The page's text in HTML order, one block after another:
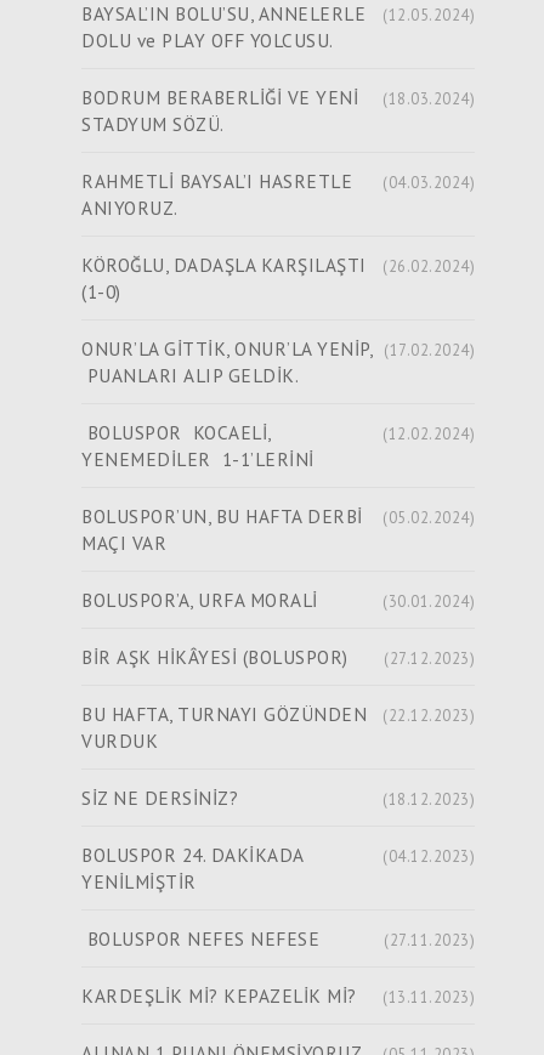
BAYSAL’IN BOLU’SU, ANNELERLE
DOLU ve PLAY OFF YOLCUSU.
(12.05.2024)
BODRUM BERABERLİĞİ VE YENİ
STADYUM SÖZÜ.
(18.03.2024)
RAHMETLİ BAYSAL’I HASRETLE
ANIYORUZ.
(04.03.2024)
KÖROĞLU, DADAŞLA KARŞILAŞTI
(1-0)
(26.02.2024)
ONUR’LA GİTTİK, ONUR’LA YENİP,
PUANLARI ALIP GELDİK.
(17.02.2024)
BOLUSPOR KOCAELİ,
YENEMEDİLER 1-1’LERİNİ
(12.02.2024)
BOLUSPOR’UN, BU HAFTA DERBİ
MAÇI VAR
(05.02.2024)
BOLUSPOR’A, URFA MORALİ (30.01.2024)
​​​​​​​BİR AŞK HİKÂYESİ (BOLUSPOR) (27.12.2023)
BU HAFTA, TURNAYI GÖZÜNDEN
VURDUK
(22.12.2023)
SİZ NE DERSİNİZ? (18.12.2023)
BOLUSPOR 24. DAKİKADA
YENİLMİŞTİR
(04.12.2023)
BOLUSPOR NEFES NEFESE (27.11.2023)
KARDEŞLİK Mİ? KEPAZELİK Mİ? (13.11.2023)